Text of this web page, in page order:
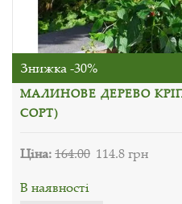
Знижка -30%
МАЛИНОВЕ ДЕРЕВО
СОРТ)
Ціна:164.00 114.8 грн
В наявності